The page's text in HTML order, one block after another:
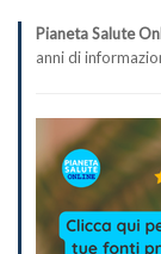
Pianeta Salute
anni di